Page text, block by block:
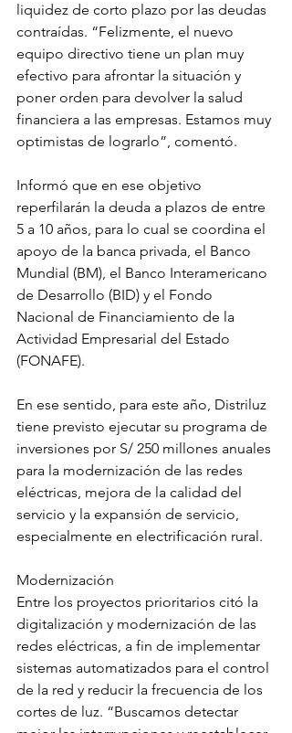
liquidez de corto plazo por las deudas
contraídas. “Felizmente, el nuevo
equipo directivo tiene un plan muy
efectivo para afrontar la situación y
poner orden para devolver la salud
financiera a las empresas. Estamos muy
optimistas de lograrlo”, comentó.
Informó que en ese objetivo
reperfilarán la deuda a plazos de entre
5 a 10 años, para lo cual se coordina el
apoyo de la banca privada, el Banco
Mundial (BM), el Banco Interamericano
de Desarrollo (BID) y el Fondo
Nacional de Financiamiento de la
Actividad Empresarial del Estado
(FONAFE).
En ese sentido, para este año, Distriluz
tiene previsto ejecutar su programa de
inversiones por S/ 250 millones anuales
para la modernización de las redes
eléctricas, mejora de la calidad del
servicio y la expansión de servicio,
especialmente en electrificación rural.
Modernización
Entre los proyectos prioritarios citó la
digitalización y modernización de las
redes eléctricas, a fin de implementar
sistemas automatizados para el control
de la red y reducir la frecuencia de los
cortes de luz. “Buscamos detectar